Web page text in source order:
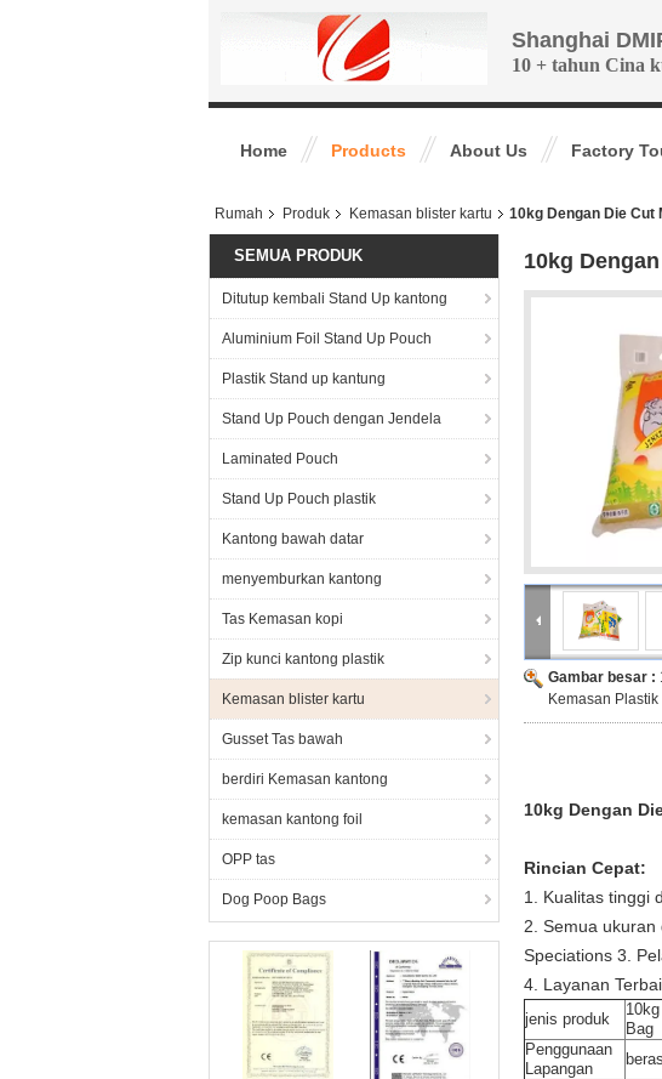
Shanghai
10 + tahun Cina
Home Products About Us Factory
Rumah Produk Kemasan blister kartu 10kg Dengan Die
SEMUA PRODUK
Ditutup kembali Stand Up kantong
Aluminium Foil Stand Up Pouch
Plastik Stand up kantung
Stand Up Pouch dengan Jendela
Laminated Pouch
Stand Up Pouch plastik
Kantong bawah datar
menyemburkan kantong
Tas Kemasan kopi
Zip kunci kantong plastik
Kemasan blister kartu
Gusset Tas bawah
berdiri Kemasan kantong
kemasan kantong foil
OPP tas
Dog Poop Bags
10kg
Gambar besar :
Kemasan
10kg Dengan
Rincian Cepat:
1. Kualitas tinggi
2. Semua
Speciations 3.
4. Layanan
jenis produk
Bag
Penggunaan
Lapangan